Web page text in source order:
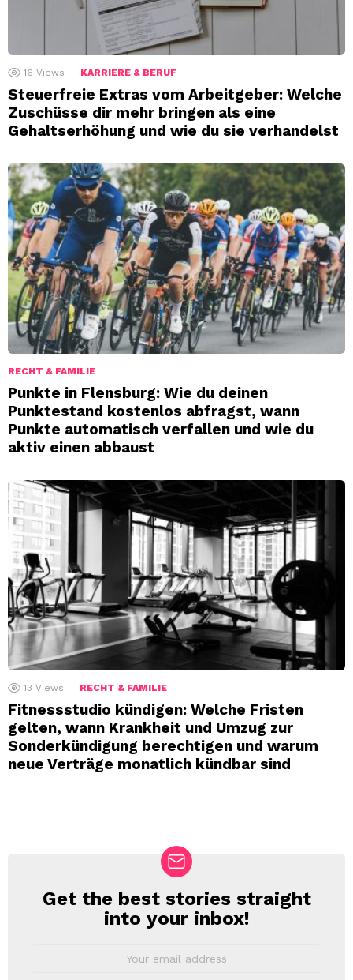
16 Views KARRIERE & BERUF
Steuerfreie Extras vom Arbeitgeber: Welche
Zuschüsse dir mehr bringen als eine
Gehaltserhöhung und wie du sie verhandelst
RECHT & FAMILIE
Punkte in Flensburg: Wie du deinen
Punktestand kostenlos abfragst, wann
Punkte automatisch verfallen und wie du
aktiv einen abbaust
13 Views RECHT & FAMILIE
Fitnessstudio kündigen: Welche Fristen
gelten, wann Krankheit und Umzug zur
Sonderkündigung berechtigen und warum
neue Verträge monatlich kündbar sind
NEWSLETTER
Get the best stories straight
into your inbox!